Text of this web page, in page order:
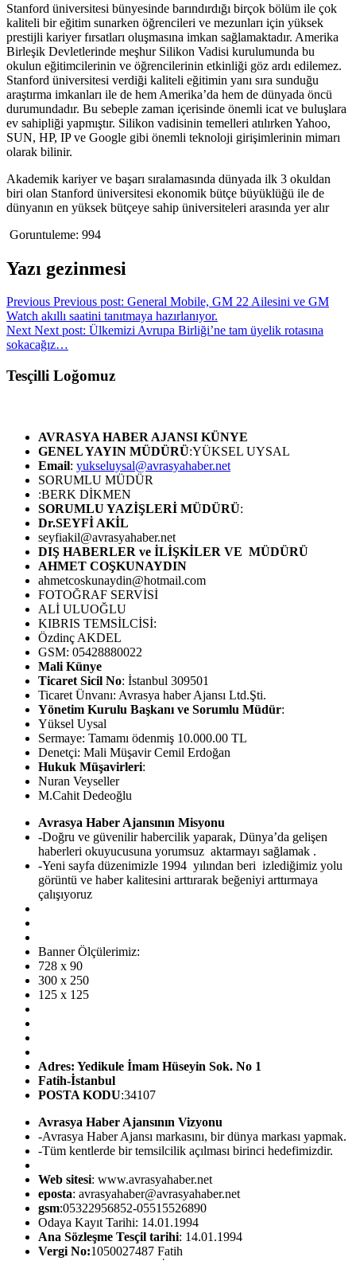
Stanford üniversitesi bünyesinde barındırdığı birçok bölüm ile çok
kaliteli bir eğitim sunarken öğrencileri ve mezunları için yüksek
prestijli kariyer fırsatları oluşmasına imkan sağlamaktadır. Amerika
Birleşik Devletlerinde meşhur Silikon Vadisi kurulumunda bu
okulun eğitimcilerinin ve öğrencilerinin etkinliği göz ardı edilemez.
Stanford üniversitesi verdiği kaliteli eğitimin yanı sıra sunduğu
araştırma imkanları ile de hem Amerika’da hem de dünyada öncü
durumundadır. Bu sebeple zaman içerisinde önemli icat ve buluşlara
ev sahipliği yapmıştır. Silikon vadisinin temelleri atılırken Yahoo,
SUN, HP, IP ve Google gibi önemli teknoloji girişimlerinin mimarı
olarak bilinir.
Akademik kariyer ve başarı sıralamasında dünyada ilk 3 okuldan
biri olan Stanford üniversitesi ekonomik bütçe büyüklüğü ile de
dünyanın en yüksek bütçeye sahip üniversiteleri arasında yer alır
Goruntuleme: 994
Yazı gezinmesi
Previous Previous post: General Mobile, GM 22 Ailesini ve GM
Watch akıllı saatini tanıtmaya hazırlanıyor.
Next Next post: Ülkemizi Avrupa Birliği’ne tam üyelik rotasına
sokacağız…
Tesçilli Loğomuz
AVRASYA HABER AJANSI KÜNYE
GENEL YAYIN MÜDÜRÜ:YÜKSEL UYSAL
Email: yukseluysal@avrasyahaber.net
SORUMLU MÜDÜR
:BERK DİKMEN
SORUMLU YAZİŞLERİ MÜDÜRÜ:
Dr.SEYFİ AKİL
seyfiakil@avrasyahaber.net
DIŞ HABERLER ve İLİŞKİLER VE MÜDÜRÜ
AHMET COŞKUNAYDIN
ahmetcoskunaydin@hotmail.com
FOTOĞRAF SERVİSİ
ALİ ULUOĞLU
KIBRIS TEMSİLCİSİ:
Özdinç AKDEL
GSM: 05428880022
Mali Künye
Ticaret Sicil No: İstanbul 309501
Ticaret Ünvanı: Avrasya haber Ajansı Ltd.Şti.
Yönetim Kurulu Başkanı ve Sorumlu Müdür:
Yüksel Uysal
Sermaye: Tamamı ödenmiş 10.000.00 TL
Denetçi: Mali Müşavir Cemil Erdoğan
Hukuk Müşavirleri:
Nuran Veyseller
M.Cahit Dedeoğlu
Avrasya Haber Ajansının Misyonu
-Doğru ve güvenilir habercilik yaparak, Dünya’da gelişen
haberleri okuyucusuna yorumsuz aktarmayı sağlamak .
-Yeni sayfa düzenimizle 1994 yılından beri izlediğimiz yolu
görüntü ve haber kalitesini arttırarak beğeniyi arttırmaya
çalışıyoruz
Banner Ölçülerimiz:
728 x 90
300 x 250
125 x 125
Adres: Yedikule İmam Hüseyin Sok. No 1
Fatih-İstanbul
POSTA KODU:34107
Avrasya Haber Ajansının Vizyonu
-Avrasya Haber Ajansı markasını, bir dünya markası yapmak.
-Tüm kentlerde bir temsilcilik açılması birinci hedefimizdir.
Web sitesi: www.avrasyahaber.net
eposta: avrasyahaber@avrasyahaber.net
gsm:05322956852-05515526890
Odaya Kayıt Tarihi: 14.01.1994
Ana Sözleşme Tesçil tarihi: 14.01.1994
Vergi No:1050027487 Fatih